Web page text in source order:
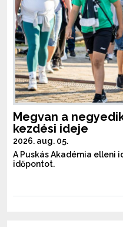
Megvan a
kezdési ideje
2026. aug. 05.
A Puskás Akadémia
időpontot.